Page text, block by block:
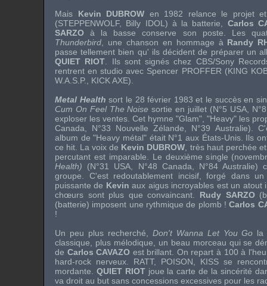
Mais Kevin DUBROW en 1982 relance le projet
(STEPPENWOLF, Billy IDOL ) à la batterie, Carlos
SARZO à la basse conserve son poste. Les
Thunderbird , une chanson en hommage à Randy
passe tellement bien qu' ils décident de préparer un
QUIET RIOT . Ils sont signés chez CBS/Sony
rentrent en studio avec Spencer PROFFER (KING
W.A.S.P.
KICK AXE).
Metal Health sort le 28 février 1983 et le succès en
Cum On Feel The Noise sortie en juillet (N°5 USA,
exploser les ventes. Cet hymne "Glam", "Heavy" les
Canada, N°33 Nouvelle Zélande, N°39 Australie).
album de "Heavy métal" était N°1 aux États-Unis. Ils
ce hit. La voix de Kevin DUBROW , très haut perchée
percutant est imparable. Le deuxième single
Health) (N°31 USA, N°48 Canada, N°84
groupe. C'est redoutablement incisif, forgé dans
puissante de Kevin aux aigus incroyables est un atout
chœurs sont plus que convaincant. Rudy SARZO
(batterie) imposent une rythmique de plomb !Carlos
!
Un peu plus recherché, Don't Wanna Let You Go la
classique, plus mélodique, un beau morceau qui se
de Carlos CAVAZO est brillant. On repart à 100 à
hard-rock nerveux. RATT, POISON KISS se
mordante. QUIET RIOTjoue la carte de la sincérité
va droit au but sans concessions excessives pour les